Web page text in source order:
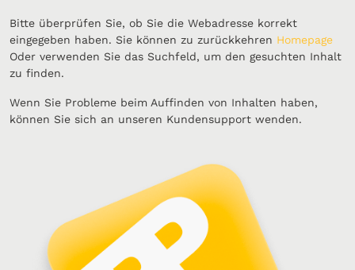
Bitte überprüfen Sie, ob Sie die Webadresse korrekt
eingegeben haben. Sie können zu zurückkehren Homepage
Oder verwenden Sie das Suchfeld, um den gesuchten Inhalt
zu finden.
Wenn Sie Probleme beim Auffinden von Inhalten haben,
können Sie sich an unseren Kundensupport wenden.